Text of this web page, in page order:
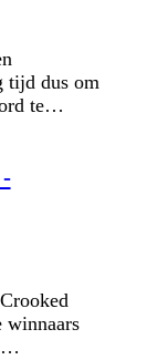
tijd dus om
te…
winnaars